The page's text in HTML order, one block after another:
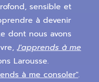
sensible et
à devenir
dont nous avons
J'apprends à me
Larousse.
à me consoler".